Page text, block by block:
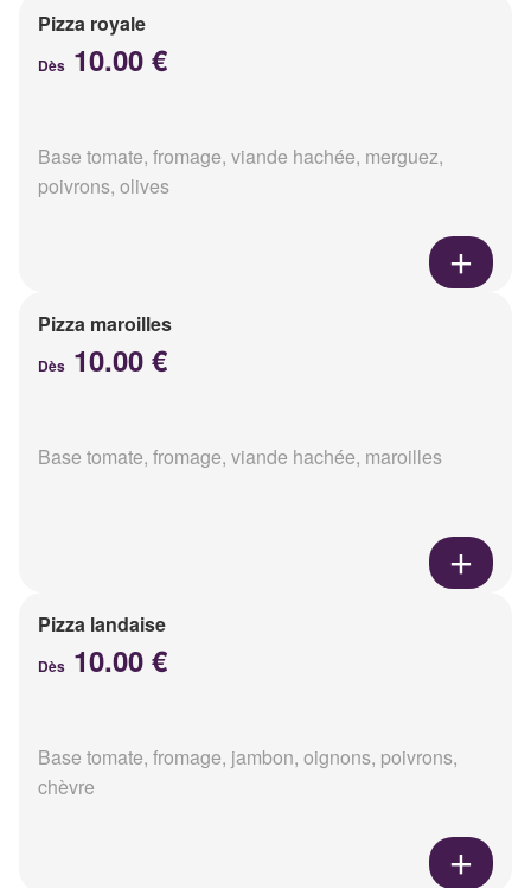
Pizza royale
Dès 10.00 €
Base tomate, fromage, viande hachée, merguez,
poivrons, olives
Pizza maroilles
Dès 10.00 €
Base tomate, fromage, viande hachée, maroilles
Pizza landaise
Dès 10.00 €
Base tomate, fromage, jambon, oignons, poivrons,
chèvre